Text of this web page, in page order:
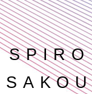
SPIRO